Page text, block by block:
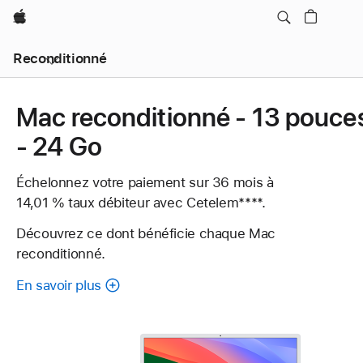
Apple
Reconditionné
Mac reconditionné - 13
- 24 Go
Échelonnez votre paiement sur 36 mois à
14,01 % taux débiteur avec CetelemNote
bas
Note
bas
****.
Découvrez ce dont bénéficie chaque Mac
reconditionné.
En savoir plus
chaque